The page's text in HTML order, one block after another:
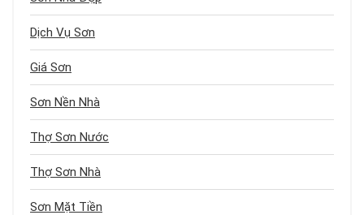
Dịch Vụ Sơn
Giá Sơn
Sơn Nền Nhà
Thợ Sơn Nước
Thợ Sơn Nhà
Sơn Mặt Tiền